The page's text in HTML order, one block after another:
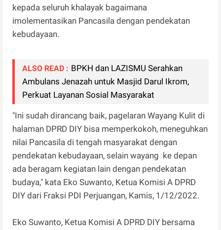
kepada seluruh khalayak bagaimana
imolementasikan Pancasila dengan pendekatan
kebudayaan.
ALSO READ : BPKH dan LAZISMU Serahkan
Ambulans Jenazah untuk Masjid Darul Ikrom,
Perkuat Layanan Sosial Masyarakat
"Ini sudah dirancang baik, pagelaran Wayang Kulit di
halaman DPRD DIY bisa memperkokoh, meneguhkan
nilai Pancasila di tengah masyarakat dengan
pendekatan kebudayaan, selain wayang ke depan
ada beragam kegiatan lain dengan pendekatan
budaya," kata Eko Suwanto, Ketua Komisi A DPRD
DIY dari Fraksi PDI Perjuangan, Kamis, 1/12/2022.
Eko Suwanto, Ketua Komisi A DPRD DIY bersama